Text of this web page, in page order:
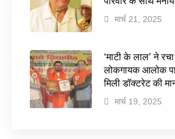
मार्च 21, 2025
‘माटी के लाल’ ने
लोकगायक आलोक
मिली डॉक्टरेट की
मार्च 19, 2025